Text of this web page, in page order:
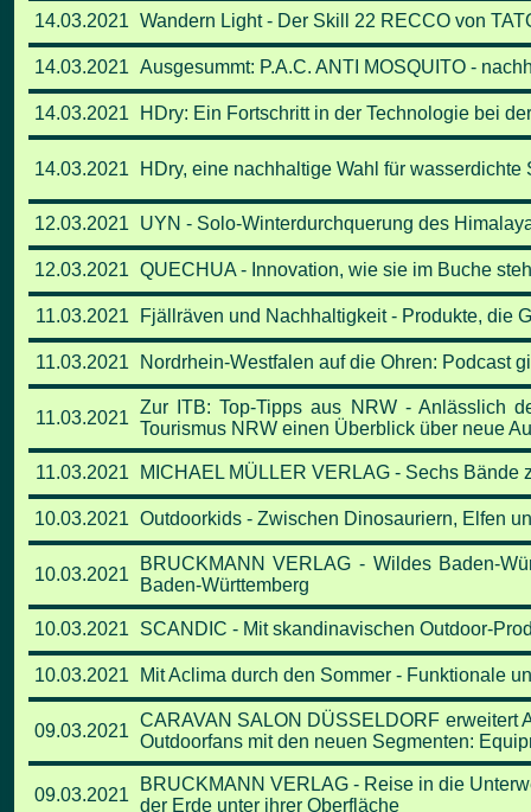
14.03.2021 Wandern Light - Der Skill 22 RECCO von
14.03.2021 Ausgesummt: P.A.C. ANTI MOSQUITO -
14.03.2021 HDry: Ein Fortschritt in der Technologie bei
14.03.2021 HDry, eine nachhaltige Wahl für
12.03.2021 UYN - Solo-Winterdurchquerung des
12.03.2021 QUECHUA - Innovation, wie sie im Buche
11.03.2021 Fjällräven und Nachhaltigkeit - Produkte, die
11.03.2021 Nordrhein-Westfalen auf die Ohren: Podcast
11.03.2021
Zur ITB: Top-Tipps aus NRW -Anlässlich
Tourismus NRW einen Überblick über neue
11.03.2021 MICHAEL MÜLLER VERLAG - Sechs
10.03.2021 Outdoorkids - Zwischen Dinosauriern, Elfen
10.03.2021
BRUCKMANN VERLAG - Wildes Baden-
Baden-Württemberg
10.03.2021 SCANDIC - Mit skandinavischen Outdoor-
10.03.2021 Mit Aclima durch den Sommer - Funktionale
09.03.2021
CARAVAN SALON DÜSSELDORF erweitert
Outdoorfans mit den neuen Segmenten:
09.03.2021
BRUCKMANN VERLAG - Reise in die
der Erde unter ihrer Oberfläche